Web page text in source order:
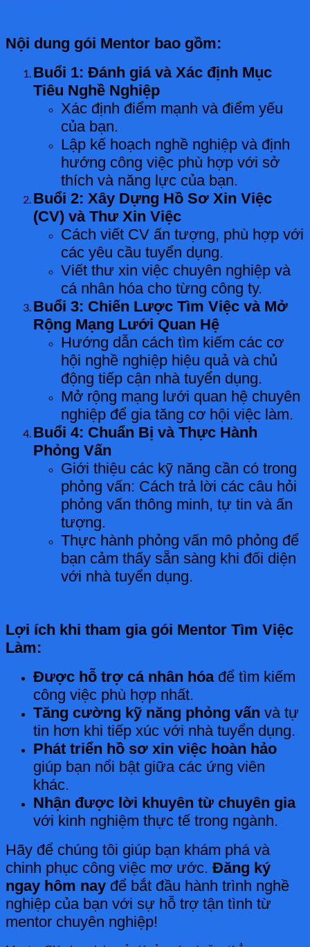
Nội dung gói Mentor bao gồm:
Buổi 1: Đánh giá và Xác định Mục
Tiêu Nghề Nghiệp
Xác định điểm mạnh và điểm yếu
của bạn.
Lập kế hoạch nghề nghiệp và định
hướng công việc phù hợp với sở
thích và năng lực của bạn.
Buổi 2: Xây Dựng Hồ Sơ Xin Việc
(CV) và Thư Xin Việc
Cách viết CV ấn tượng, phù hợp với
các yêu cầu tuyển dụng.
Viết thư xin việc chuyên nghiệp và
cá nhân hóa cho từng công ty.
Buổi 3: Chiến Lược Tìm Việc và Mở
Rộng Mạng Lưới Quan Hệ
Hướng dẫn cách tìm kiếm các cơ
hội nghề nghiệp hiệu quả và chủ
động tiếp cận nhà tuyển dụng.
Mở rộng mạng lưới quan hệ chuyên
nghiệp để gia tăng cơ hội việc làm.
Buổi 4: Chuẩn Bị và Thực Hành
Phỏng Vấn
Giới thiệu các kỹ năng cần có trong
phỏng vấn: Cách trả lời các câu hỏi
phỏng vấn thông minh, tự tin và ấn
tượng.
Thực hành phỏng vấn mô phỏng để
bạn cảm thấy sẵn sàng khi đối diện
với nhà tuyển dụng.
Lợi ích khi tham gia gói Mentor Tìm Việc
Làm:
Được hỗ trợ cá nhân hóađể tìm kiếm
công việc phù hợp nhất.
Tăng cường kỹ năng phỏng vấn và tự
tin hơn khi tiếp xúc với nhà tuyển dụng.
Phát triển hồ sơ xin việc hoàn hảo
giúp bạn nổi bật giữa các ứng viên
khác.
Nhận được lời khuyên từ chuyên gia
với kinh nghiệm thực tế trong ngành.
Hãy để chúng tôi giúp bạn khám phá và
chinh phục công việc mơ ước. Đăng ký
ngay hôm nay để bắt đầu hành trình nghề
nghiệp của bạn với sự hỗ trợ tận tình từ
mentor chuyên nghiệp!